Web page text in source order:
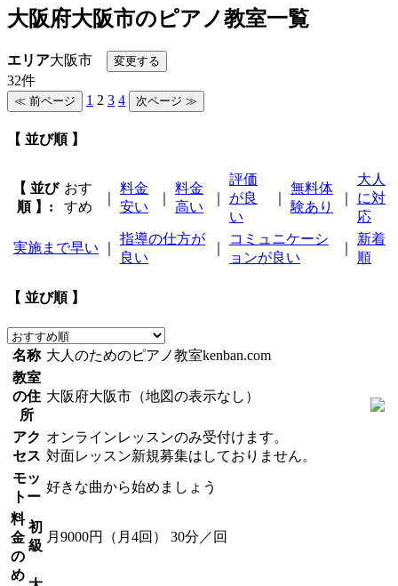
大阪府大阪市のピアノ教室一覧
エリア大阪市
32件
1 2 3 4
【 並び順 】
【 並び
順 】:
おす
すめ
料金
安い
料金
高い
評価
が良
い
無料体
験あり
大人
に対
応
実施まで早い
指導の仕方が
良い
コミュニケーシ
ョンが良い
新着
順
【 並び順 】
名称 大人のためのピアノ教室kenban.com
教室
の住
所
大阪府大阪市（地図の表示なし）
アク
セス
オンラインレッスンのみ受付けます。
対面レッスン新規募集はしておりません。
モッ
トー
好きな曲から始めましょう
料
金
の
め
初
級
月9000円（月4回） 30分／回